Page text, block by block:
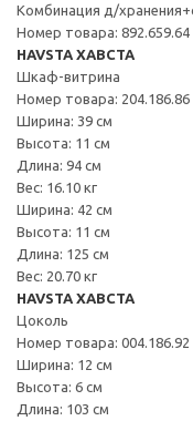
Комбинация д/
Номер товара: 892.659.64
HAVSTA ХАВСТА
Шкаф-витрина
Номер товара: 204.186.86
Ширина: 39 см
Высота: 11 см
Длина: 94 см
Вес: 16.10 кг
Ширина: 42 см
Высота: 11 см
Длина: 125 см
Вес: 20.70 кг
HAVSTA ХАВСТА
Цоколь
Номер товара: 004.186.92
Ширина: 12 см
Высота: 6 см
Длина: 103 см